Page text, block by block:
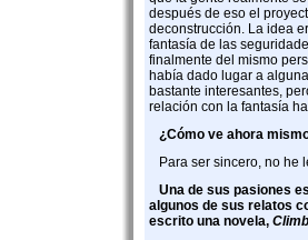
después de eso el
deconstrucción. La idea
fantasía de las
finalmente del mismo
había dado lugar a
bastante interesantes,
relación con la fantasía
¿Cómo ve ahora
Para ser sincero, no he
Una de sus pasiones
algunos de sus relatos
escrito una novela,